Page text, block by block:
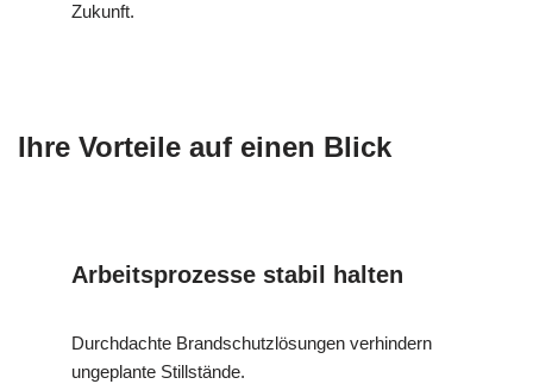
Zukunft.
Ihre Vorteile auf einen Blick
Arbeitsprozesse stabil halten
Durchdachte Brandschutzlösungen verhindern
ungeplante Stillstände.